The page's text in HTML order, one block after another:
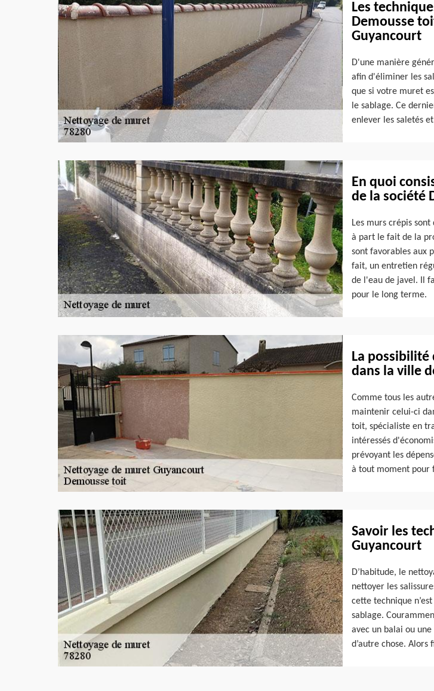
Les
Demousse
Guyancourt
D'une manière
afin d'éliminer les
que si votre muret
le sablage. Ce
enlever les saletés
En quoi
de la société
Les murs crépis
à part le fait de la
sont favorables aux
fait, un entretien
de l'eau de javel. Il
pour le long terme.
La
dans la ville
Comme tous les
maintenir celui-ci
toit, spécialiste en
intéressés
prévoyant les
à tout moment pour
Savoir les
Guyancourt
D’habitude, le
nettoyer les
cette technique
sablage.
avec un balai ou une
d’autre chose. Alors